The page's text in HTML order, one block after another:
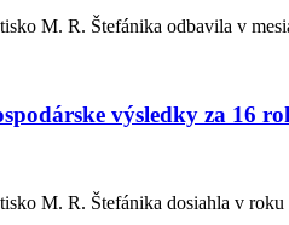
M. R. Štefánika odbavila v
výsledky za 16
M. R. Štefánika dosiahla v